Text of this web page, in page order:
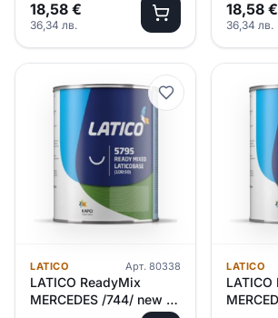
18,58 €
36,34 лв.
18,58 €
36,34 лв.
LATICO Арт. 80338
LATICO ReadyMix
MERCEDES /744/ new –
LATICO
LATICO